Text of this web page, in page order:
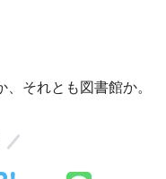
それとも図書館か。